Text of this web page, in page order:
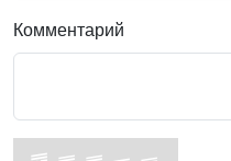
Комментарий